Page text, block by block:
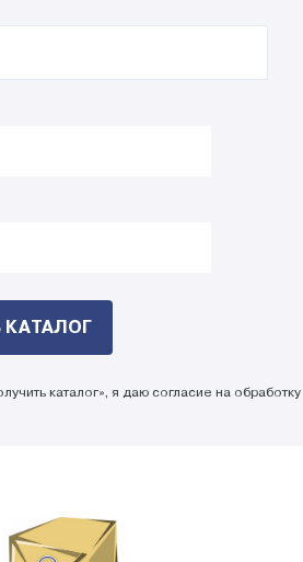
каталог», я даю согласие на обработку